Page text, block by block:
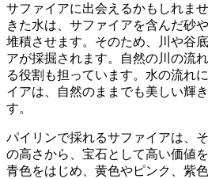
サファイアに出会えるかもしれま
きた水は、サファイアを含んだ砂
堆積させます。そのため、
川や谷
アが採掘されます。自然の川の流
る役割も担っています。水の流れ
イアは、
自然のままでも美しい輝き
す。
パイリンで採れるサファイアは、
の高さから、宝石として高い価値
青色をはじめ、黄色やピンク、紫